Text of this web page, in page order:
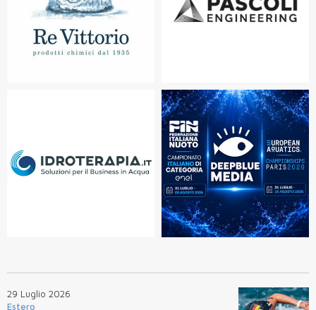
29 Luglio 2026
Estero